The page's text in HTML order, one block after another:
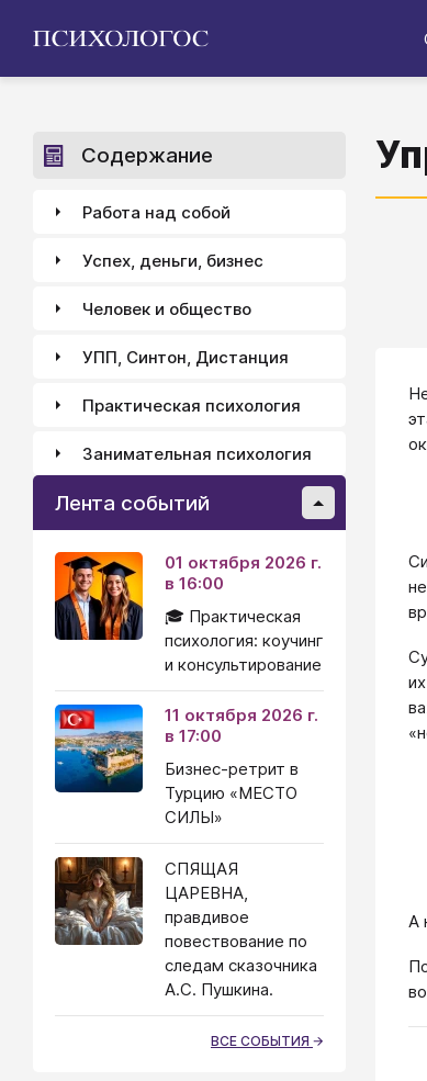
А
Содержание
Работа над собой
Успех, деньги, бизнес
Человек и общество
УПП, Синтон, Дистанция
Практическая психология
Занимательная психология
Лента событий
01 октября 2026 г.
в 16:00
🎓 Практическая
психология: коучинг
и консультирование
11 октября 2026 г.
в 17:00
Бизнес-ретрит в
Турцию «МЕСТО
СИЛЫ»
СПЯЩАЯ
ЦАРЕВНА,
правдивое
повествование по
следам сказочника
А.С. Пушкина.
ВСЕ СОБЫТИЯ